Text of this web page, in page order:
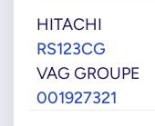
HITACHI
RS123CG
VAG GROUPE
001927321